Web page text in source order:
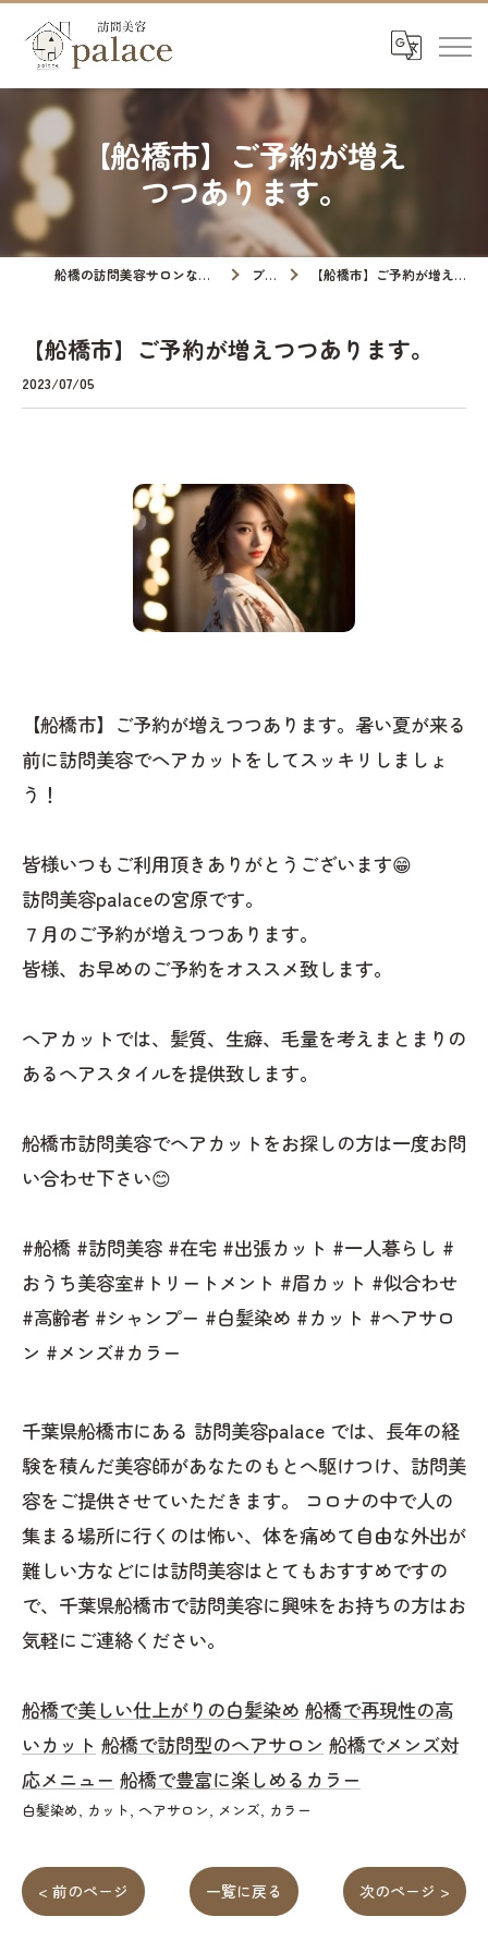
【船橋市】ご予約が増え
つつあります。
船橋の訪問美容サロンなら訪問美容palace ブログ 【船橋市】ご予約が増えつつあります。
【船橋市】ご予約が増えつつあります。
2023/07/05
【船橋市】ご予約が増えつつあります。暑い夏が来る
前に訪問美容でヘアカットをしてスッキリしましょ
う！
皆様いつもご利用頂きありがとうございます😁
訪問美容palaceの宮原です。
７月のご予約が増えつつあります。
皆様、お早めのご予約をオススメ致します。
ヘアカットでは、髪質、生癖、毛量を考えまとまりの
あるヘアスタイルを提供致します。
船橋市訪問美容でヘアカットをお探しの方は一度お問
い合わせ下さい😊
#船橋 #訪問美容 #在宅 #出張カット #一人暮らし #
おうち美容室#トリートメント #眉カット #似合わせ
#高齢者 #シャンプー #白髪染め #カット #ヘアサロ
ン #メンズ#カラー
千葉県船橋市にある 訪問美容palace では、長年の経
験を積んだ美容師があなたのもとへ駆けつけ、訪問美
容をご提供させていただきます。 コロナの中で人の
集まる場所に行くのは怖い、体を痛めて自由な外出が
難しい方などには訪問美容はとてもおすすめですの
で、千葉県船橋市で訪問美容に興味をお持ちの方はお
気軽にご連絡ください。
船橋で美しい仕上がりの白髪染め 船橋で再現性の高
いカット 船橋で訪問型のヘアサロン 船橋でメンズ対
応メニュー 船橋で豊富に楽しめるカラー
白髪染め カット ヘアサロン メンズ カラー
< 前のページ 一覧に戻る 次のページ >